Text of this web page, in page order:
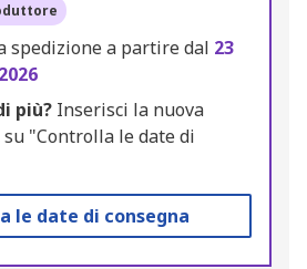
spedizione a partire dal 23
più? Inserisci la nuova
"Controlla le date di
le date di consegna